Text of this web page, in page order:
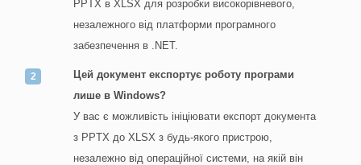
PPTX в XLSX для розробки високорівневого,
незалежного від платформи програмного
забезпечення в .NET.
Цей документ експортує роботу програми
лише в Windows?
У вас є можливість ініціювати експорт документа
з PPTX до XLSX з будь-якого пристрою,
незалежно від операційної системи, на якій він